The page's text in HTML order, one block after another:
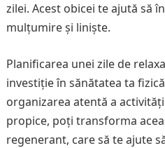
zilei. Acest obicei te ajută să
mulțumire și liniște.
Planificarea unei zile de
investiție în sănătatea ta
organizarea atentă a
propice, poți transforma
regenerant, care să te ajute